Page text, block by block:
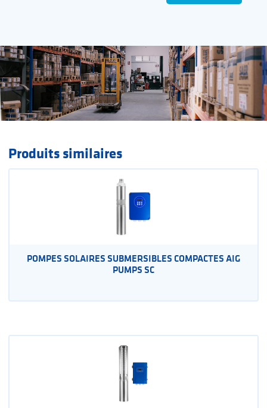
Produits similaires
POMPES SOLAIRES SUBMERSIBLES COMPACTES AIG
PUMPS SC